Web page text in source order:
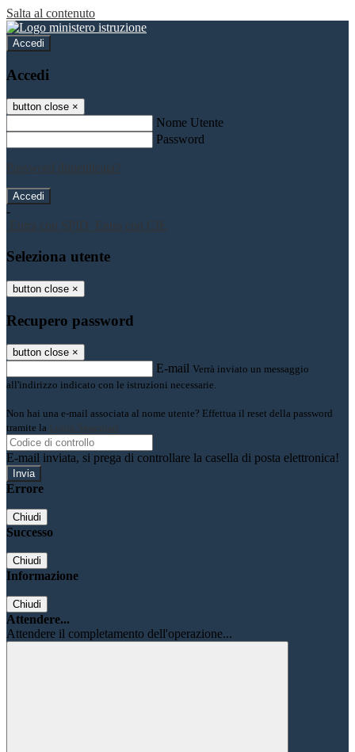
Salta al contenuto
Accedi
Accedi
button close ×
Nome Utente
Password
Password dimenticata?
-
Entra con SPID
Entra con CIE
Seleziona utente
button close ×
Recupero password
button close ×
E-mail Verrà inviato un messaggio
all'indirizzo indicato con le istruzioni necessarie.
Non hai una e-mail associata al nome utente? Effettua il reset della password
tramite la Login Spaggiari
E-mail inviata, si prega di controllare la casella di posta elettronica!
Errore
Chiudi
Successo
Chiudi
Informazione
Chiudi
Attendere...
Attendere il completamento dell'operazione...